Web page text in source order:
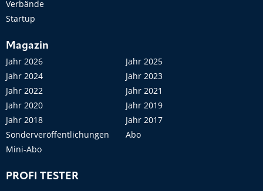
Verbände
Startup
Magazin
Jahr 2026
Jahr 2025
Jahr 2024
Jahr 2023
Jahr 2022
Jahr 2021
Jahr 2020
Jahr 2019
Jahr 2018
Jahr 2017
Sonderveröffentlichungen
Abo
Mini-Abo
PROFI TESTER